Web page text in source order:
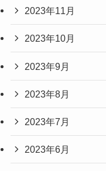
2023年11月
2023年10月
2023年9月
2023年8月
2023年7月
2023年6月